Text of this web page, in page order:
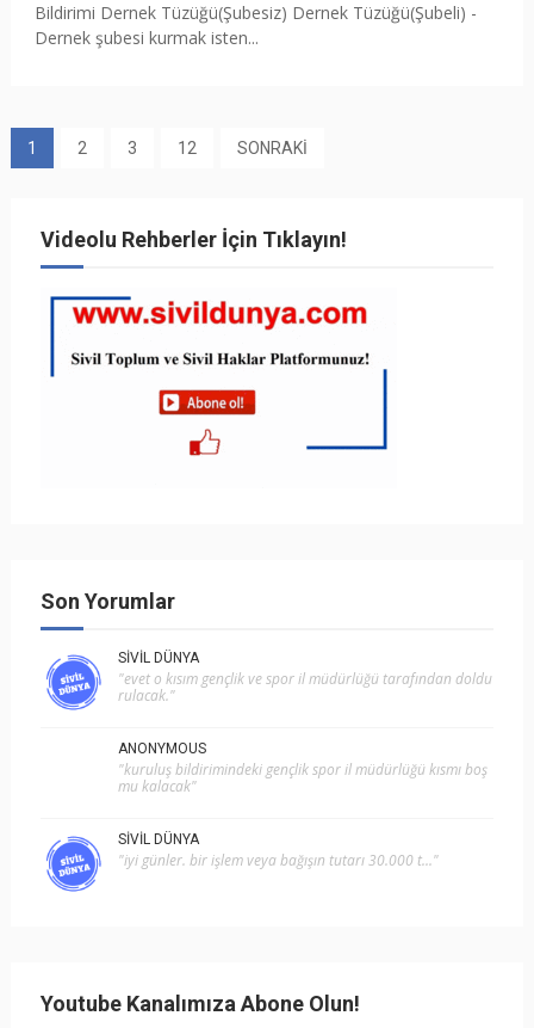
Bildirimi Dernek Tüzüğü(Şubesiz) Dernek Tüzüğü(Şubeli) -
Dernek şubesi kurmak isten...
1 2 3 12 SONRAKİ
Videolu Rehberler İçin Tıklayın!
Son Yorumlar
SIVIL DÜNYA
"evet o kısım gençlik ve spor i̇l müdürlüğü tarafından doldu
rulacak."
ANONYMOUS
"kuruluş bildirimindeki gençlik spor il müdürlüğü kısmı boş
mu kalacak"
SIVIL DÜNYA
"i̇yi günler. bir işlem veya bağışın tutarı 30.000 t..."
Youtube Kanalımıza Abone Olun!